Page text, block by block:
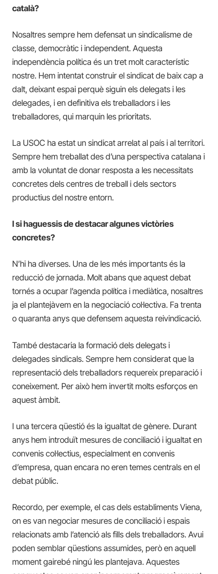
català?
Nosaltres sempre hem defensat un sindicalisme de
classe, democràtic i independent. Aquesta
independència política és un tret molt característic
nostre. Hem intentat construir el sindicat de baix cap a
dalt, deixant espai perquè siguin els delegats i les
delegades, i en definitiva els treballadors i les
treballadores, qui marquin les prioritats.
La USOC ha estat un sindicat arrelat al país i al territori.
Sempre hem treballat des d’una perspectiva catalana i
amb la voluntat de donar resposta a les necessitats
concretes dels centres de treball i dels sectors
productius del nostre entorn.
I si haguessis de destacar algunes victòries
concretes?
N’hi ha diverses. Una de les més importants és la
reducció de jornada. Molt abans que aquest debat
tornés a ocupar l’agenda política i mediàtica, nosaltres
ja el plantejàvem en la negociació col·lectiva. Fa trenta
o quaranta anys que defensem aquesta reivindicació.
També destacaria la formació dels delegats i
delegades sindicals. Sempre hem considerat que la
representació dels treballadors requereix preparació i
coneixement. Per això hem invertit molts esforços en
aquest àmbit.
I una tercera qüestió és la igualtat de gènere. Durant
anys hem introduït mesures de conciliació i igualtat en
convenis col·lectius, especialment en convenis
d’empresa, quan encara no eren temes centrals en el
debat públic.
Recordo, per exemple, el cas dels establiments Viena,
on es van negociar mesures de conciliació i espais
relacionats amb l’atenció als fills dels treballadors. Avui
poden semblar qüestions assumides, però en aquell
moment gairebé ningú les plantejava. Aquestes